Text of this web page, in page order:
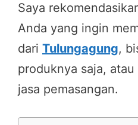
Saya
Anda yang ingin
dari Tulungagung,
produknya saja,
jasa pemasangan.